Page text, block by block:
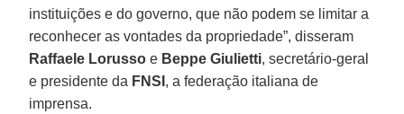
instituições e do governo, que não podem se limitar a
reconhecer as vontades da propriedade”, disseram
Raffaele Lorusso e Beppe Giulietti, secretário-geral
e presidente da FNSI , a federação italiana de
imprensa.